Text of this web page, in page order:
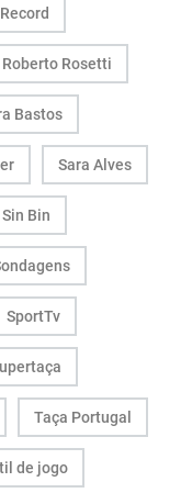
Record
Roberto Rosetti
Bastos
Sara Alves
Sin Bin
SportTv
Taça Portugal
de jogo